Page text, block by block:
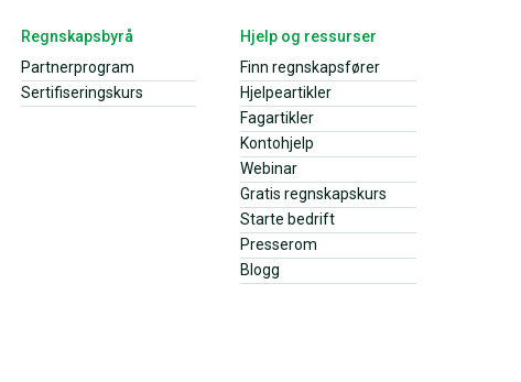
Regnskapsbyrå
Partnerprogram
Sertifiseringskurs
Hjelp og ressurser
Finn regnskapsfører
Hjelpeartikler
Fagartikler
Kontohjelp
Webinar
Gratis regnskapskurs
Starte bedrift
Presserom
Blogg